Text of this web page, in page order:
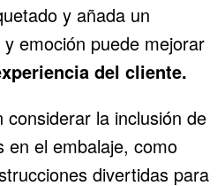
y añada un
emoción puede mejorar
del cliente.
la inclusión de
en el embalaje, como
divertidas para